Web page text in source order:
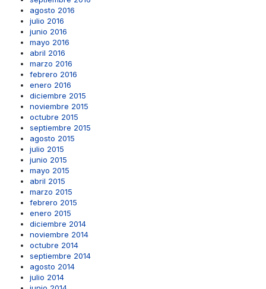
agosto 2016
julio 2016
junio 2016
mayo 2016
abril 2016
marzo 2016
febrero 2016
enero 2016
diciembre 2015
noviembre 2015
octubre 2015
septiembre 2015
agosto 2015
julio 2015
junio 2015
mayo 2015
abril 2015
marzo 2015
febrero 2015
enero 2015
diciembre 2014
noviembre 2014
octubre 2014
septiembre 2014
agosto 2014
julio 2014